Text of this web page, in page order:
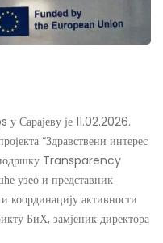
Сарајеву је 11.02.2026.
“Здравствени интерес
подршку Transparency
узео и представник
координацију активности
БиХ, замјеник директора